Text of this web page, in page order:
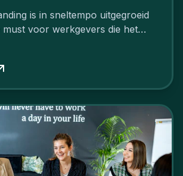
is in sneltempo uitgegroeid
voor werkgevers die het